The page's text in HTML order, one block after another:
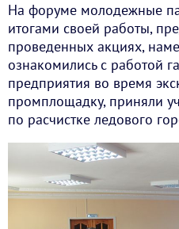
На форуме молодежные
итогами своей работы,
проведенных акциях,
ознакомились с работой
предприятия во время
промплощадку, приняли
по расчистке ледового